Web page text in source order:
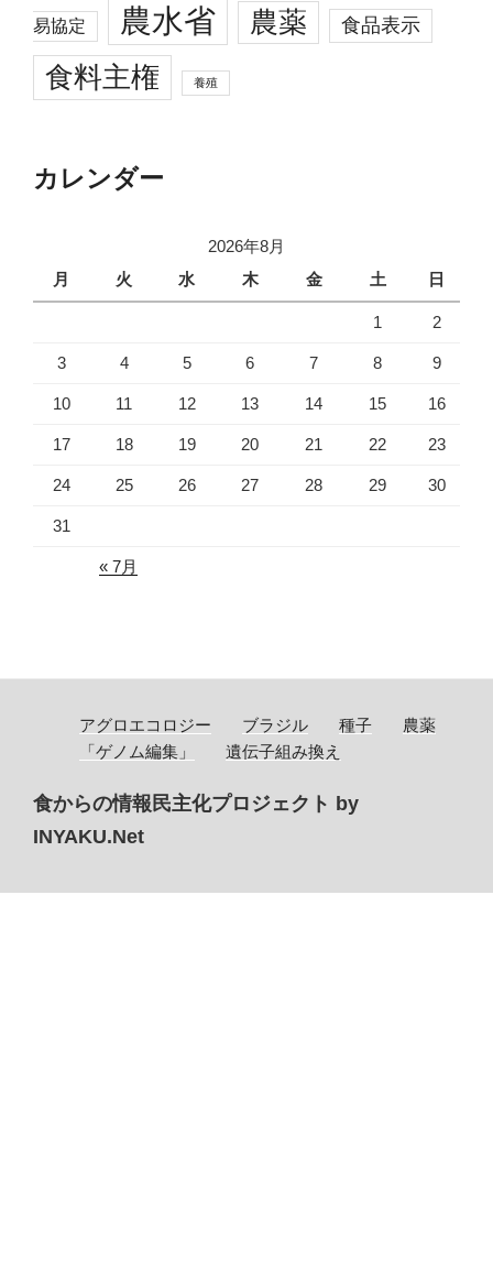
易協定 農水省 農薬 食品表示
食料主権 養殖
カレンダー
2026年8月
月
火 水 木 金 土 日
1 2
3 4 5 6 7 8 9
10 11 12 13 14 15 16
17 18 19 20 21 22 23
24 25 26 27 28 29 30
31
« 7月
アグロエコロジー ブラジル 種子
農薬
「ゲノム編集」
遺伝子組み換え
食からの情報民主化プロジェクト by
INYAKU.Net